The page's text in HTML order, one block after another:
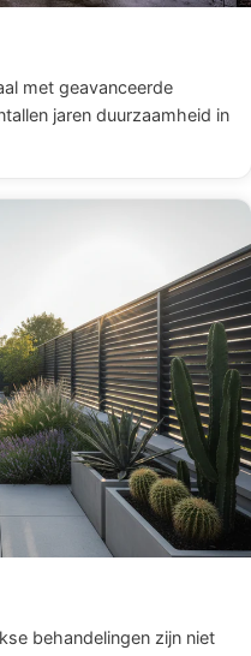
met geavanceerde
jaren duurzaamheid in
behandelingen zijn niet